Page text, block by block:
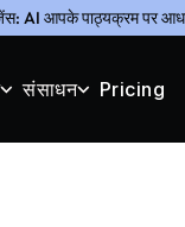
AI आपके पाठ्यक्रम पर
संसाधन Pricing